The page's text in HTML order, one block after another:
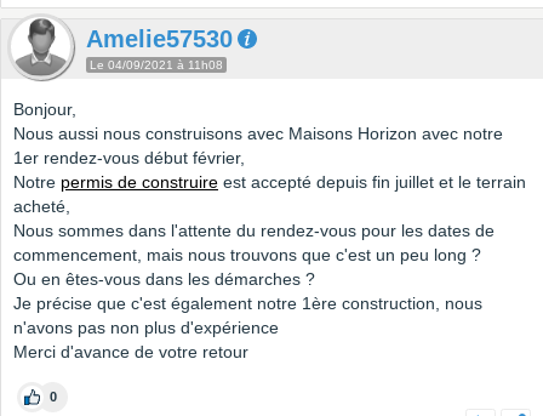
Amelie57530
Le 04/09/2021 à 11h08
Bonjour,
Nous aussi nous construisons avec Maisons Horizon avec notre
1er rendez-vous début février,
Notre permis de construire est accepté depuis fin juillet et le terrain
acheté,
Nous sommes dans l'attente du rendez-vous pour les dates de
commencement, mais nous trouvons que c'est un peu long ?
Ou en êtes-vous dans les démarches ?
Je précise que c'est également notre 1ère construction, nous
n'avons pas non plus d'expérience
Merci d'avance de votre retour
0